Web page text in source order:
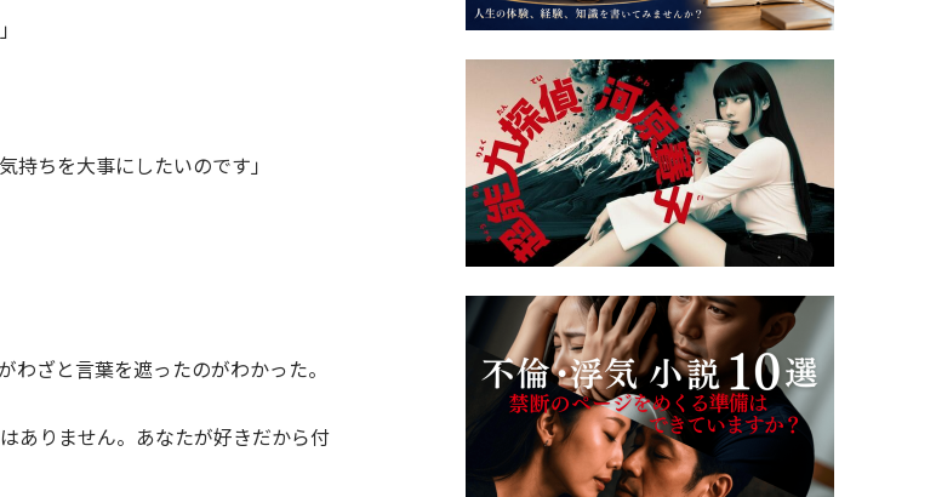
持ちを大事にしたいのです」
ざと言葉を遮ったのがわかった。
ありません。あなたが好きだから付